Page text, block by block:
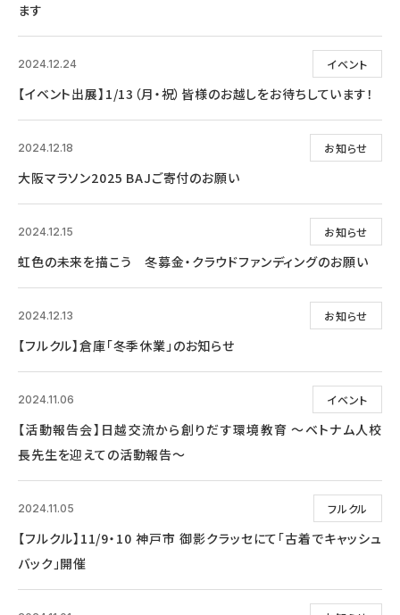
ます
イベント
2024.12.24
【イベント出展】1/13（月・祝）皆様のお越しをお待ちしています！
お知らせ
2024.12.18
大阪マラソン2025 BAJご寄付のお願い
お知らせ
2024.12.15
虹色の未来を描こう 冬募金・クラウドファンディングのお願い
お知らせ
2024.12.13
【フルクル】倉庫「冬季休業」のお知らせ
イベント
2024.11.06
【活動報告会】日越交流から創りだす環境教育 ～ベトナム人校
長先生を迎えての活動報告～
フルクル
2024.11.05
【フルクル】11/9・10 神戸市 御影クラッセにて「古着でキャッシュ
バック」開催